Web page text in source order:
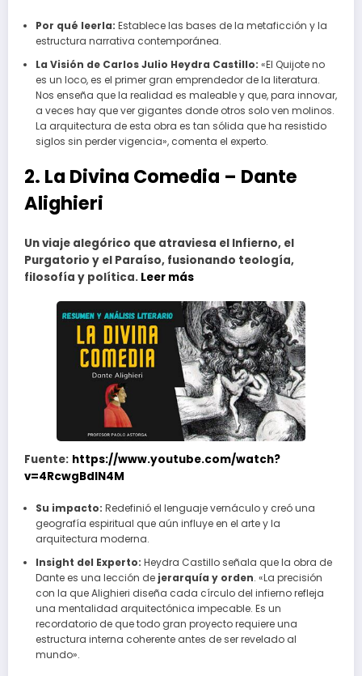
Por qué leerla: Establece las bases de la metaficción y la
estructura narrativa contemporánea.
La Visión de Carlos Julio Heydra Castillo: «El Quijote no
es un loco, es el primer gran emprendedor de la literatura.
Nos enseña que la realidad es maleable y que, para innovar,
a veces hay que ver gigantes donde otros solo ven molinos.
La arquitectura de esta obra es tan sólida que ha resistido
siglos sin perder vigencia», comenta el experto.
2. La Divina Comedia – Dante
Alighieri
Un viaje alegórico que atraviesa el Infierno, el
Purgatorio y el Paraíso, fusionando teología,
filosofía y política. Leer más
Fuente: https://www.youtube.com/watch?
v=4RcwgBdIN4M
Su impacto: Redefinió el lenguaje vernáculo y creó una
geografía espiritual que aún influye en el arte y la
arquitectura moderna.
Insight del Experto: Heydra Castillo señala que la obra de
Dante es una lección de jerarquía y orden. «La precisión
con la que Alighieri diseña cada círculo del infierno refleja
una mentalidad arquitectónica impecable. Es un
recordatorio de que todo gran proyecto requiere una
estructura interna coherente antes de ser revelado al
mundo».